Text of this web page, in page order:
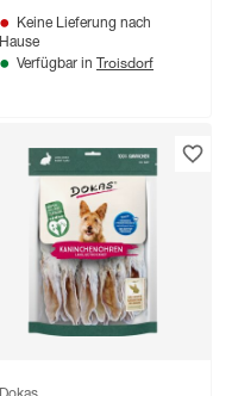
Keine Lieferung nach
Hause
Verfügbar in Troisdorf